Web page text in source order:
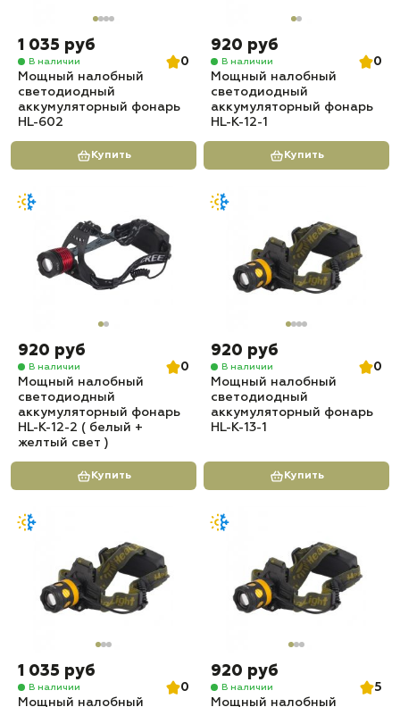
1 035 руб
В наличии
0
Мощный налобный
светодиодный
аккумуляторный фонарь
HL-602
Купить
920 руб
В наличии
0
Мощный налобный
светодиодный
аккумуляторный фонарь
HL-K-12-1
Купить
920 руб
В наличии
0
Мощный налобный
светодиодный
аккумуляторный фонарь
HL-K-12-2 ( белый +
желтый свет )
Купить
920 руб
В наличии
0
Мощный налобный
светодиодный
аккумуляторный фонарь
HL-K-13-1
Купить
1 035 руб
В наличии
0
Мощный налобный
920 руб
В наличии
5
Мощный налобный